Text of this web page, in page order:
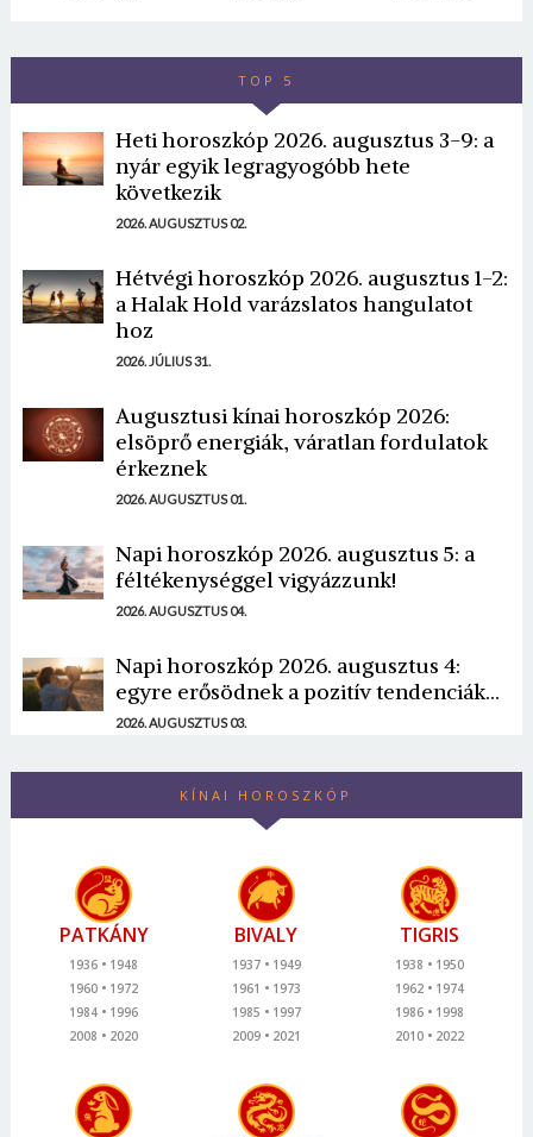
TOP 5
Heti horoszkóp 2026. augusztus 3-9: a
nyár egyik legragyogóbb hete
következik
2026. AUGUSZTUS 02.
Hétvégi horoszkóp 2026. augusztus 1-2:
a Halak Hold varázslatos hangulatot
hoz
2026. JÚLIUS 31.
Augusztusi kínai horoszkóp 2026:
elsöprő energiák, váratlan fordulatok
érkeznek
2026. AUGUSZTUS 01.
Napi horoszkóp 2026. augusztus 5: a
féltékenységgel vigyázzunk!
2026. AUGUSZTUS 04.
Napi horoszkóp 2026. augusztus 4:
egyre erősödnek a pozitív tendenciák...
2026. AUGUSZTUS 03.
KÍNAI HOROSZKÓP
PATKÁNY
1936
1948
1960
1972
1984
1996
2008
2020
BIVALY
1937
1949
1961
1973
1985
1997
2009
2021
TIGRIS
1938
1950
1962
1974
1986
1998
2010
2022